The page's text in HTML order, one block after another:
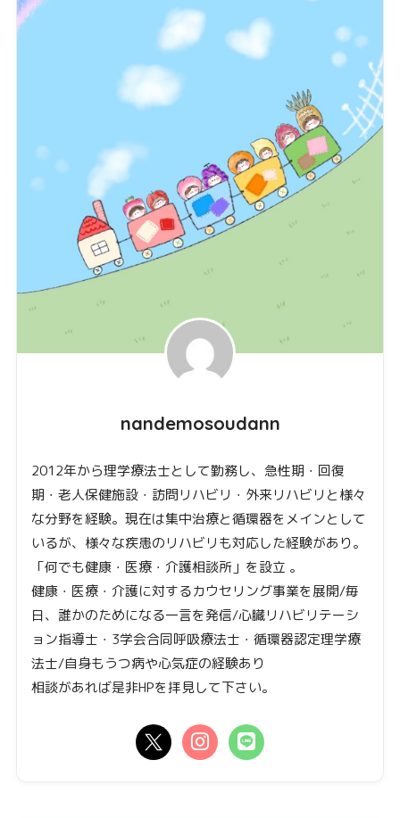
nandemosoudann
2012年から理学療法士として勤務し、急性期・回復
期・老人保健施設・訪問リハビリ・外来リハビリと様々
な分野を経験。現在は集中治療と循環器をメインとして
いるが、様々な疾患のリハビリも対応した経験があり。
「何でも健康・医療・介護相談所」を設立 。
健康・医療・介護に対するカウセリング事業を展開/毎
日、誰かのためになる一言を発信/心臓リハビリテーシ
ョン指導士・3学会合同呼吸療法士・循環器認定理学療
法士/自身もうつ病や心気症の経験あり
相談があれば是非HPを拝見して下さい。